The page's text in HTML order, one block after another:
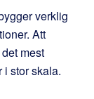
verklig
Att
mest
i stor skala.